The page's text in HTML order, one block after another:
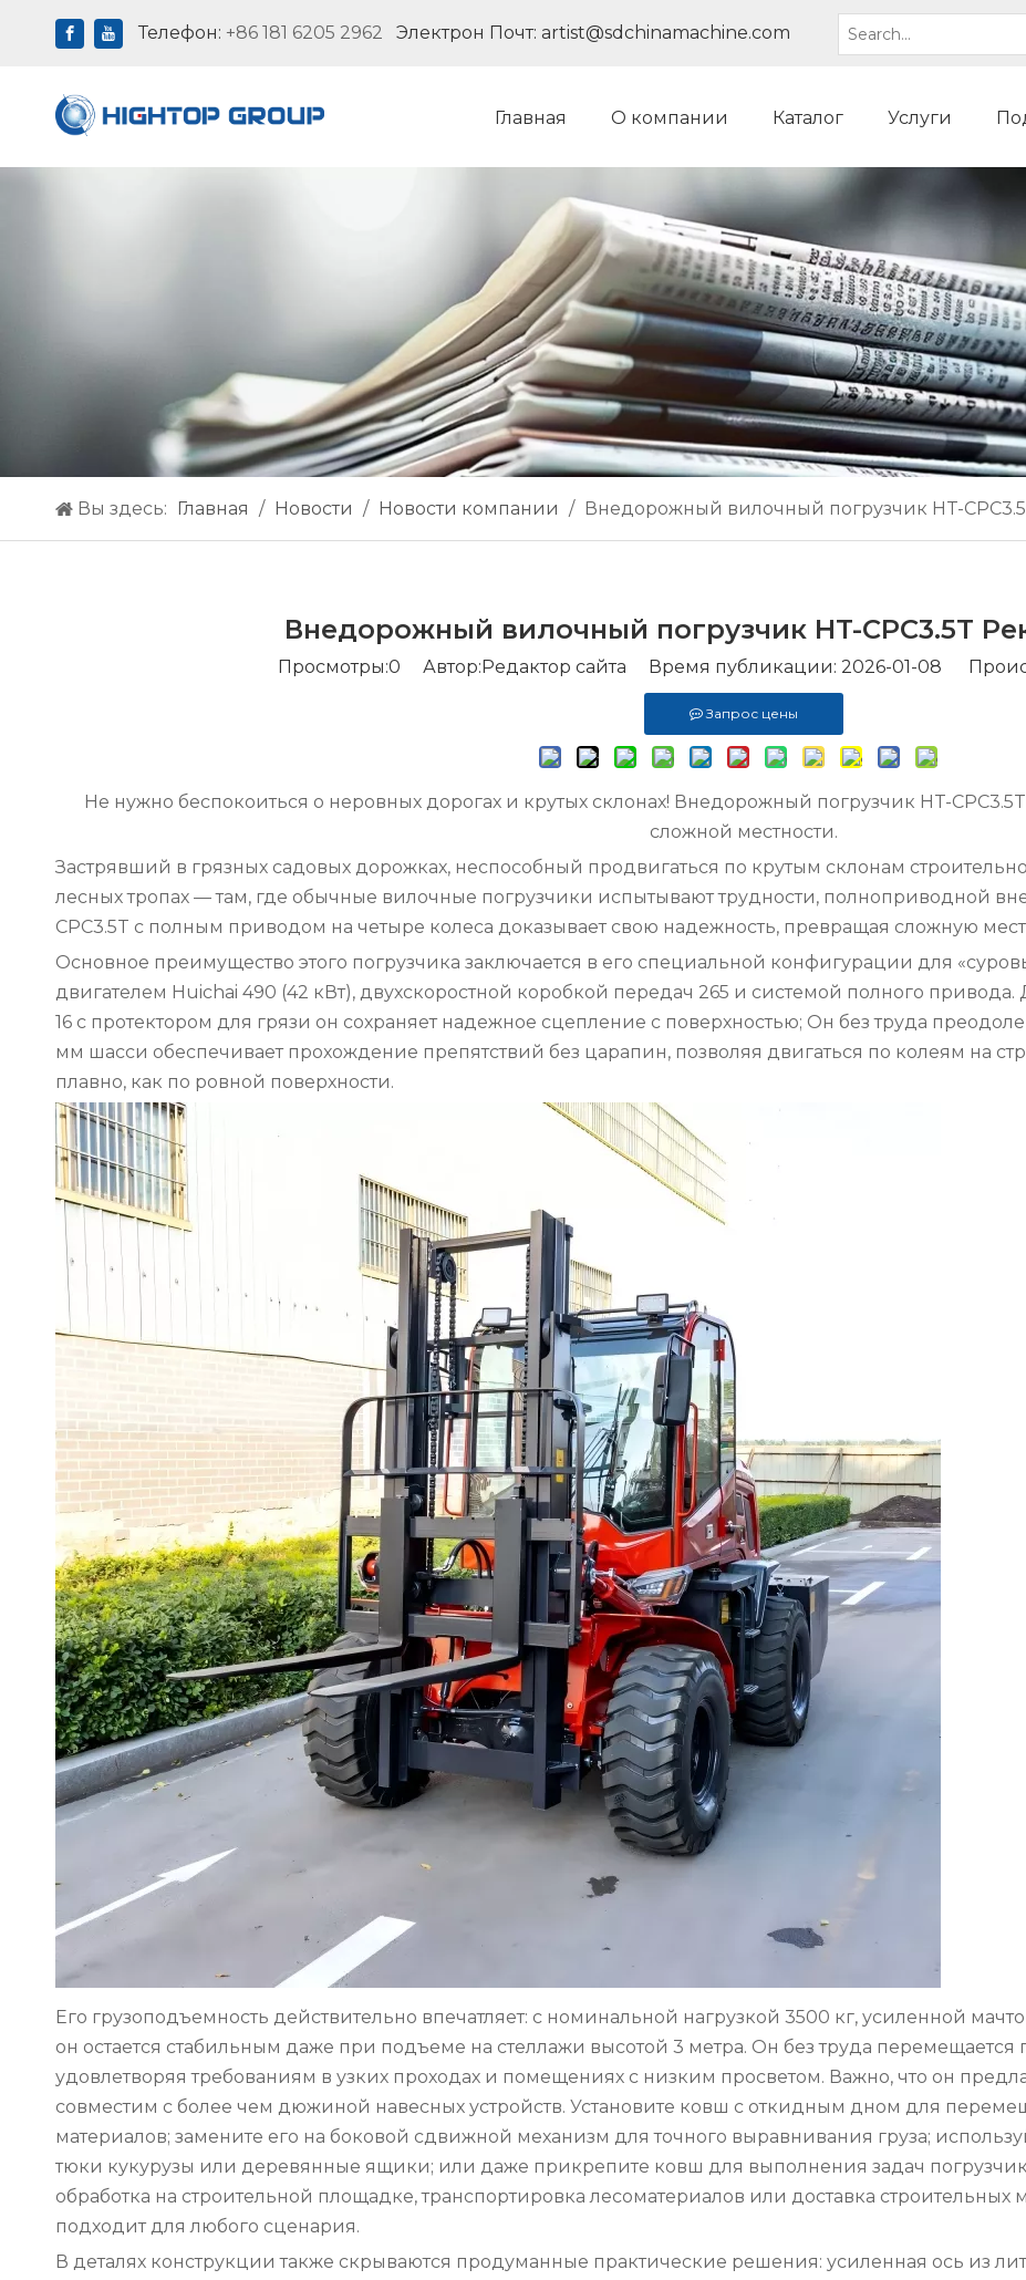
Телефон: +86 181 6205 2962 Электрон Почт:artist@sdchinamachine.com
Главная О компании Каталог Услуги
Вы здесь: Главная / Hовости / Новости компании / Внедорожный вилочный погрузчик HT-
Внедорожный вилочный погрузчик HT-CPC3.5T
Просмотры:0 Автор:Pедактор сайта Время публикации: 2026-01-08
Запрос цены
Не нужно беспокоиться о неровных дорогах и крутых склонах! Внедорожный погрузчик HT-
сложной местности.
Застрявший в грязных садовых дорожках, неспособный продвигаться по крутым склонам
лесных тропах — там, где обычные вилочные погрузчики испытывают трудности, полноприводной
CPC3.5T с полным приводом на четыре колеса доказывает свою надежность, превращая сложную
Основное преимущество этого погрузчика заключается в его специальной конфигурации для
двигателем Huichai 490 (42 кВт), двухскоростной коробкой передач 265 и системой полного
16 с протектором для грязи он сохраняет надежное сцепление с поверхностью; Он без труда
мм шасси обеспечивает прохождение препятствий без царапин, позволяя двигаться по колеям на
плавно, как по ровной поверхности.
Его грузоподъемность действительно впечатляет: с номинальной нагрузкой 3500 кг, усиленной
он остается стабильным даже при подъеме на стеллажи высотой 3 метра. Он без труда перемещается
удовлетворяя требованиям в узких проходах и помещениях с низким просветом. Важно, что он
совместим с более чем дюжиной навесных устройств. Установите ковш с откидным дном для
материалов; замените его на боковой сдвижной механизм для точного выравнивания груза;
тюки кукурузы или деревянные ящики; или даже прикрепите ковш для выполнения задач
обработка на строительной площадке, транспортировка лесоматериалов или доставка
подходит для любого сценария.
В деталях конструкции также скрываются продуманные практические решения: усиленная ось из